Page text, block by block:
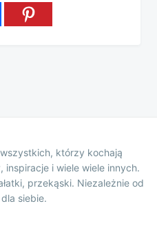
którzy kochają
i wiele wiele innych.
przekąski. Niezależnie od
siebie.